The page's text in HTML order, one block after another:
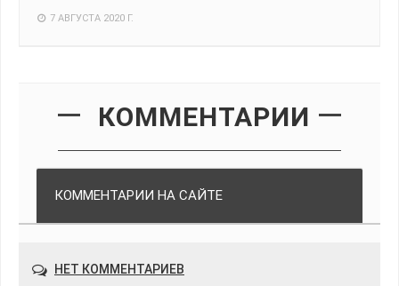
7 АВГУСТА 2020 Г.
КОММЕНТАРИИ
КОММЕНТАРИИ НА САЙТЕ
НЕТ КОММЕНТАРИЕВ